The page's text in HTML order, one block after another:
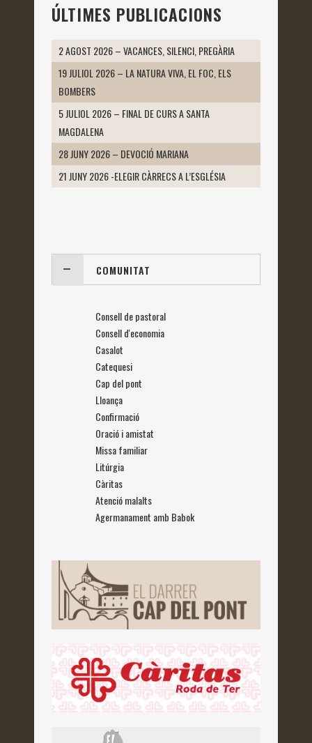
ÚLTIMES PUBLICACIONS
2 AGOST 2026 – VACANCES, SILENCI, PREGÀRIA
19 JULIOL 2026 – LA NATURA VIVA, EL FOC, ELS
BOMBERS
5 JULIOL 2026 – FINAL DE CURS A SANTA
MAGDALENA
28 JUNY 2026 – DEVOCIÓ MARIANA
21 JUNY 2026 -ELEGIR CÀRRECS A L’ESGLÉSIA
COMUNITAT
Consell de pastoral
Consell d'economia
Casalot
Catequesi
Cap del pont
Lloança
Confirmació
Oració i amistat
Missa familiar
Litúrgia
Càritas
Atenció malalts
Agermanament amb Babok